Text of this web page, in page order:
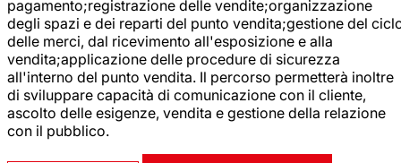
pagamento;registrazione delle vendite;organizzazione
degli spazi e dei reparti del punto vendita;gestione del
delle merci, dal ricevimento all'esposizione e alla
vendita;applicazione delle procedure di sicurezza
all'interno del punto vendita. Il percorso permetterà inoltre
di sviluppare capacità di comunicazione con il cliente,
ascolto delle esigenze, vendita e gestione della relazione
con il pubblico.